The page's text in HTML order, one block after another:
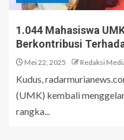
1.044 Mahasiswa
Berkontribusi
Mei 22, 2025 Redaksi
Kudus,
(UMK) kembali
rangka...